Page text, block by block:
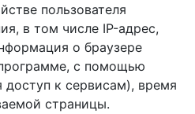
пользователя
в том числе IP-адрес,
о браузере
с помощью
доступ к cервисам), время
страницы.